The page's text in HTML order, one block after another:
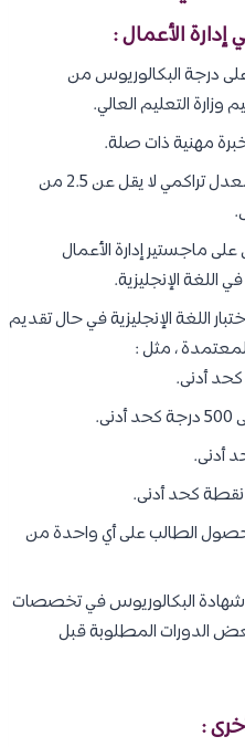
إدارة الأعمال :
درجة البكالوريوس من
التعليم العالي.
مهنية ذات صلة.
أن يكون المتقدم حاصل على معدل تراكمي لا يقل عن 2.5 من
ماجستير إدارة الأعمال
الإنجليزية.
اللغة الإنجليزية في حال تقديم
، مثل :
حصول الطالب على أي واحدة من
شهادة البكالوريوس في تخصصات
الدورات المطلوبة قبل
: